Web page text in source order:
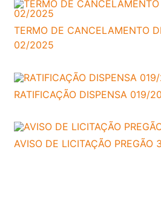
TERMO DE CANCELAMENTO
02/2025
RATIFICAÇÃO DISPENSA 019/
AVISO DE LICITAÇÃO PREGÃO